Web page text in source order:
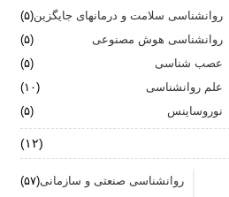
ارتباطی با استرس و اضطراب
رنگ نکنید
روانشناسی سلامت و درمانهای جایگزین(۵)
روانشناسی هوش مصنوعی
(۵)
عصب شناسی
(۵)
علم روانشناسی
(۱۰)
نوروساینس
(۵)
(۱۲)
روانشناسی صنعتی و سازمانی(۵۷)